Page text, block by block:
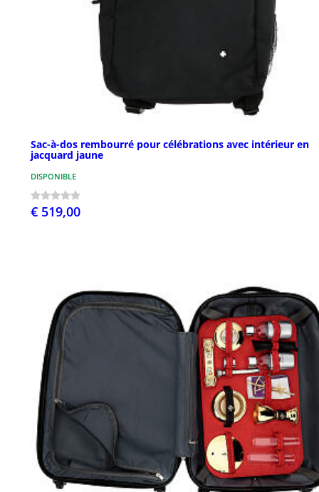
Sac-à-dos rembourré pour célébrations avec intérieur en
jacquard jaune
DISPONIBLE
€ 519,00